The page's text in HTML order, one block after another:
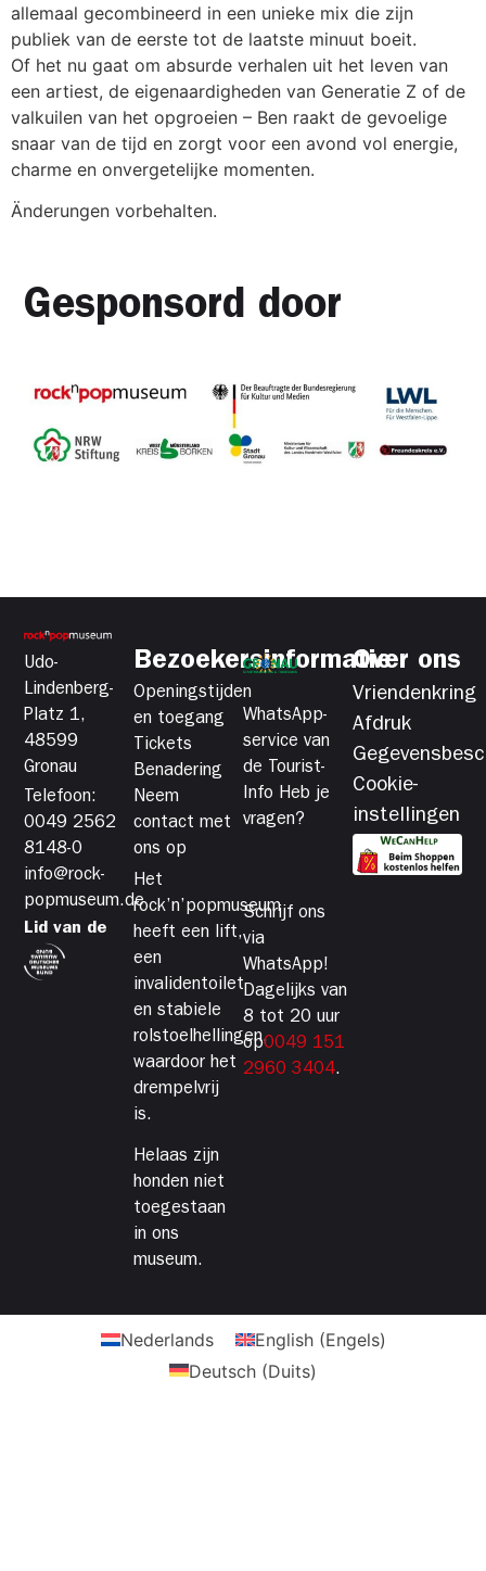
allemaal gecombineerd in een unieke mix die zijn
publiek van de eerste tot de laatste minuut boeit.
Of het nu gaat om absurde verhalen uit het leven van
een artiest, de eigenaardigheden van Generatie Z of de
valkuilen van het opgroeien – Ben raakt de gevoelige
snaar van de tijd en zorgt voor een avond vol energie,
charme en onvergetelijke momenten.
Änderungen vorbehalten.
Gesponsord door
Udo-
Lindenberg-
Platz 1,
48599
Gronau
Telefoon:
0049 2562
8148-0
info@rock-
popmuseum.de
Lid van de
Bezoekersinformatie
Openingstijden
en toegang
Tickets
Benadering
Neem
contact met
ons op
Het
rock’n’popmuseum
heeft een lift,
een
invalidentoilet
en stabiele
rolstoelhellingen,
waardoor het
drempelvrij
is.
Helaas zijn
honden niet
toegestaan
in ons
museum.
WhatsApp-
service van
de Tourist-
Info Heb je
vragen?
Schrijf ons
via
WhatsApp!
Dagelijks van
8 tot 20 uur
op0049 151
2960 3404.
Over ons
Vriendenkring
Afdruk
Cookie-
instellingen
Nederlands English(Engels)
Deutsch (Duits)